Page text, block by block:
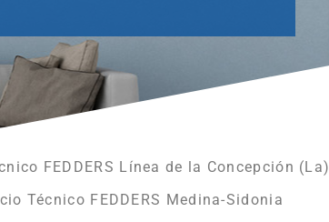
FEDDERS Línea de la Concepción (La)
Técnico FEDDERS Medina-Sidonia